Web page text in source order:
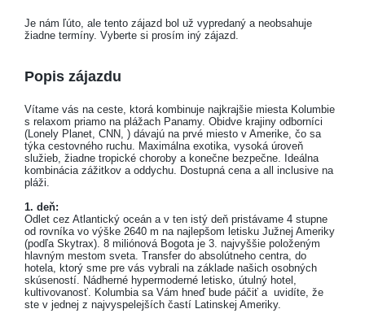
Je nám ľúto, ale tento zájazd bol už vypredaný a neobsahuje
žiadne termíny. Vyberte si prosím iný zájazd.
Popis zájazdu
Vítame vás na ceste, ktorá kombinuje najkrajšie miesta Kolumbie
s relaxom priamo na plážach Panamy. Obidve krajiny odborníci
(Lonely Planet, CNN, ) dávajú na prvé miesto v Amerike, čo sa
týka cestovného ruchu. Maximálna exotika, vysoká úroveň
služieb, žiadne tropické choroby a konečne bezpečne. Ideálna
kombinácia zážitkov a oddychu. Dostupná cena a all inclusive na
pláži.
1. deň:
Odlet cez Atlantický oceán a v ten istý deň pristávame 4 stupne
od rovníka vo výške 2640 m na najlepšom letisku Južnej Ameriky
(podľa Skytrax). 8 miliónová Bogota je 3. najvyššie položeným
hlavným mestom sveta. Transfer do absolútneho centra, do
hotela, ktorý sme pre vás vybrali na základe našich osobných
skúseností. Nádherné hypermoderné letisko, útulný hotel,
kultivovanosť. Kolumbia sa Vám hneď bude páčiť a uvidíte, že
ste v jednej z najvyspelejších častí Latinskej Ameriky.